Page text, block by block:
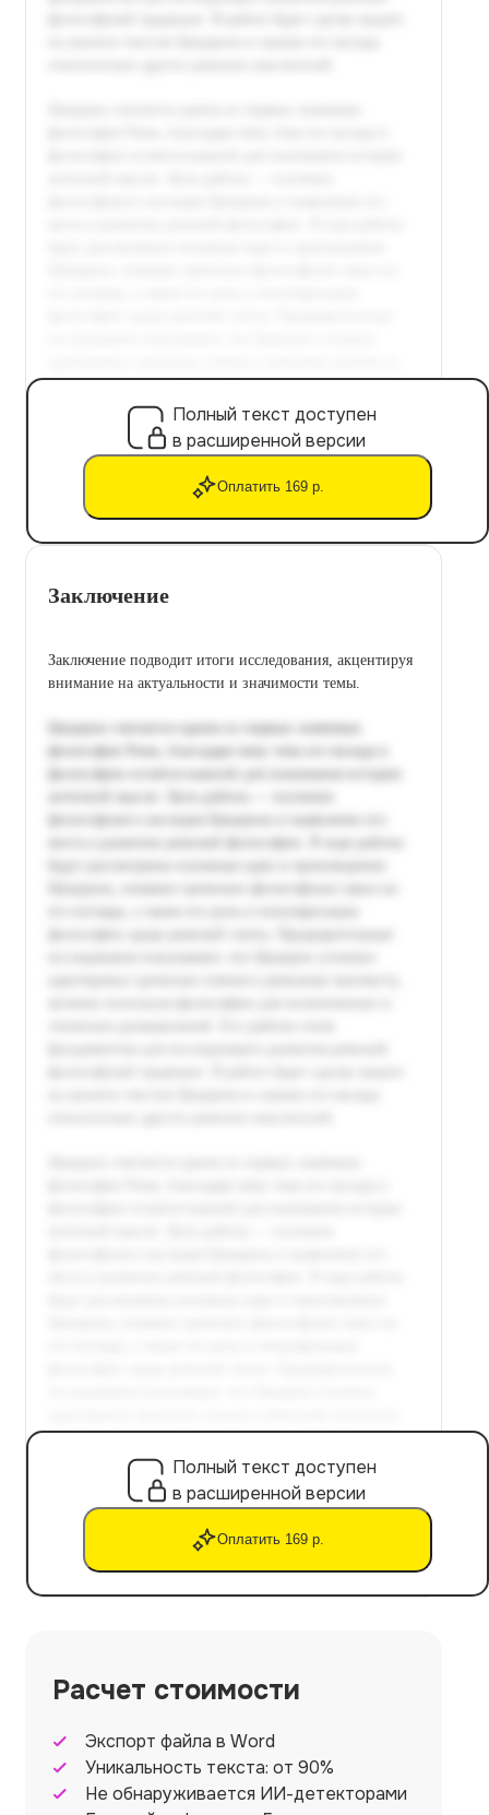
Полный текст доступен
в расширенной версии
Оплатить 169 р.
Заключение
Заключение подводит итоги исследования, акцентируя
внимание на актуальности и значимости темы.
Полный текст доступен
в расширенной версии
Оплатить 169 р.
Расчет стоимости
Экспорт файла в Word
Уникальность текста: от 90%
Не обнаруживается ИИ-детекторами